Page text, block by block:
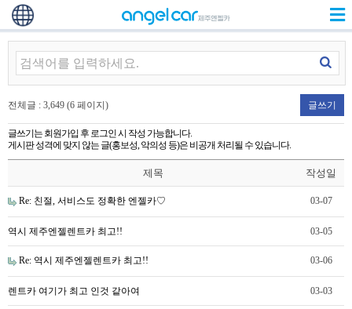
전체글 : 3,649 (6 페이지) 글쓰기
글쓰기는 회원가입 후 로그인 시 작성 가능합니다.
게시판 성격에 맞지 않는 글(홍보성, 악의성 등)은 비공개 처리될 수 있습니다.
제목 작성일
Re: 친절, 서비스도 정확한 엔젤카♡ 03-07
역시 제주엔젤렌트카 최고!! 03-05
Re: 역시 제주엔젤렌트카 최고!! 03-06
렌트카 여기가 최고 인것 같아여 03-03